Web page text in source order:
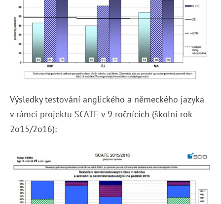
Výsledky testování anglického a německého jazyka
v rámci projektu SCATE v 9 ročnících (školní rok
2o15/2o16):